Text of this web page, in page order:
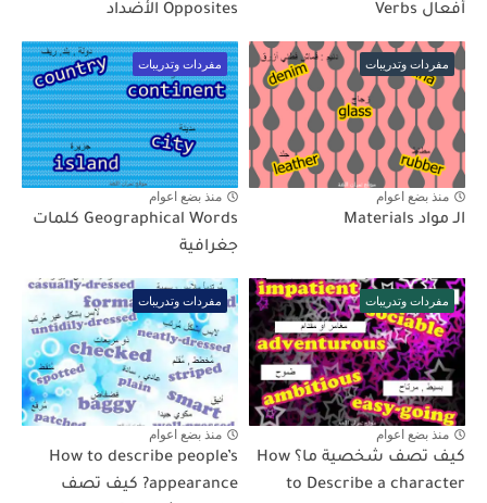
أفعال Verbs Opposites الأضداد
مفردات وتدريبات
منذ بضع اعوام
الـ مواد Materials
مفردات وتدريبات
منذ بضع اعوام
Geographical Words كلمات
جغرافية
مفردات وتدريبات
منذ بضع اعوام
كيف تصف شخصية ما؟ How
to Describe a character
مفردات وتدريبات
منذ بضع اعوام
How to describe people’s
appearance? كيف تصف